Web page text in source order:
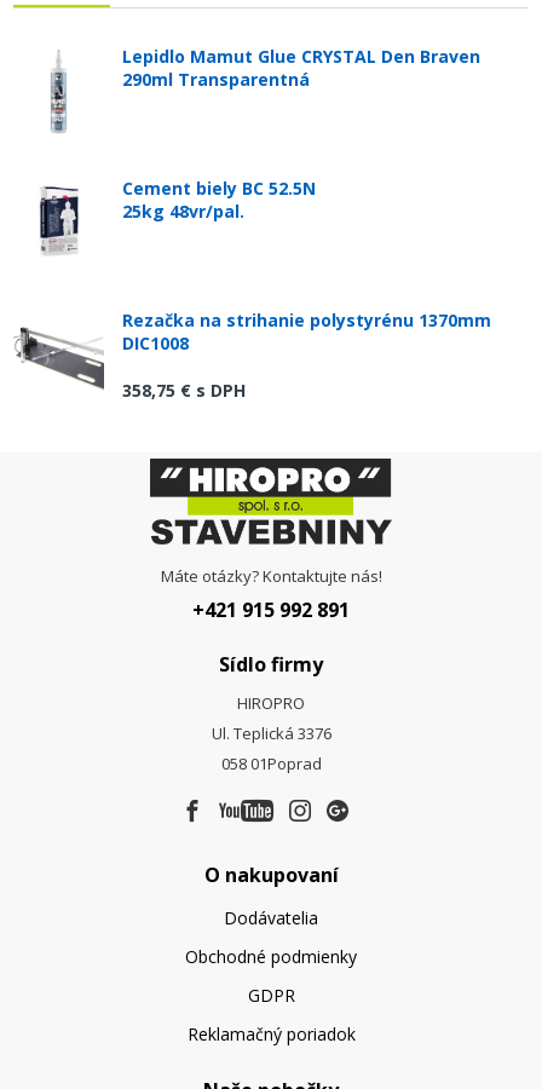
Lepidlo Mamut Glue CRYSTAL Den Braven
290ml Transparentná
Cement biely BC 52.5N
25kg 48vr/pal.
Rezačka na strihanie polystyrénu 1370mm
DIC1008
358,75 € s DPH
Máte otázky? Kontaktujte nás!
+421 915 992 891
Sídlo firmy
HIROPRO
Ul. Teplická 3376
058 01Poprad
O nakupovaní
Dodávatelia
Obchodné podmienky
GDPR
Reklamačný poriadok